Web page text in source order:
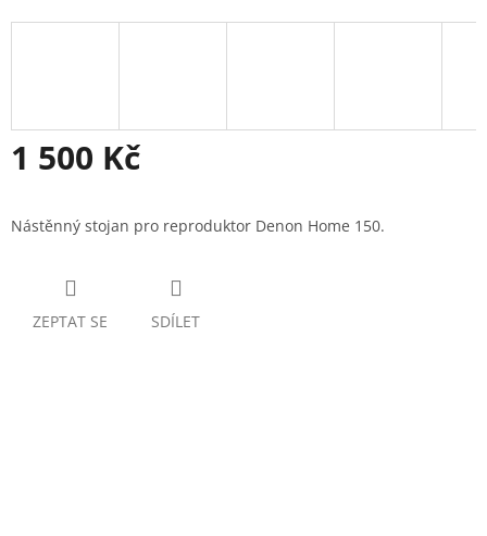
1 500 Kč
cena:
Nástěnný stojan pro reproduktor Denon Home 150.
ZEPTAT SE SDÍLET